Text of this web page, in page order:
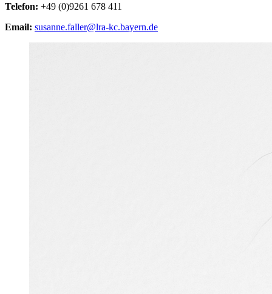
Telefon: +49 (0)9261 678 411
Email: susanne.faller@lra-kc.bayern.de